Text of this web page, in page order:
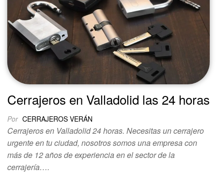
Cerrajeros en Valladolid las 24 horas
Por CERRAJEROS VERÁN
Cerrajeros en Valladolid 24 horas. Necesitas un cerrajero
urgente en tu ciudad, nosotros somos una empresa con
más de 12 años de experiencia en el sector de la
cerrajería….